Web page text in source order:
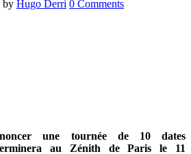
by Hugo Derri 0 Comments
une tournée de 10 dates
au Zénith de Paris le 11